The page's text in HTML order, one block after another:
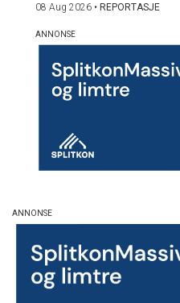
08 Aug 2026 • REPORTASJE